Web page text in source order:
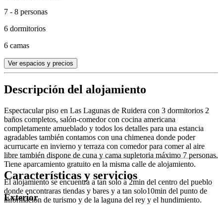
7 - 8 personas
6 dormitorios
6 camas
Ver espacios y precios
Descripción del alojamiento
Espectacular piso en Las Lagunas de Ruidera con 3 dormitorios 2
baños completos, salón-comedor con cocina americana
completamente amueblado y todos los detalles para una estancia
agradables también contamos con una chimenea donde poder
acurrucarte en invierno y terraza con comedor para comer al aire
libre también dispone de cuna y cama supletoria máximo 7 personas.
Tiene aparcamiento gratuito en la misma calle de alojamiento.
El alojamiento se encuentra a tan solo a 2min del centro del pueblo
donde encontraras tiendas y bares y a tan solo10min del punto de
información de turismo y de la laguna del rey y el hundimiento.
Características y servicios
Exterior